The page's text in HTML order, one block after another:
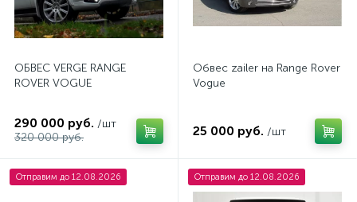
ОБВЕС VERGE RANGE
ROVER VOGUE
290 000 руб. /шт
320 000 руб.
Обвес zailer на Range Rover
Vogue
25 000 руб. /шт
Отправим до 12.08.2026 Отправим до 12.08.2026